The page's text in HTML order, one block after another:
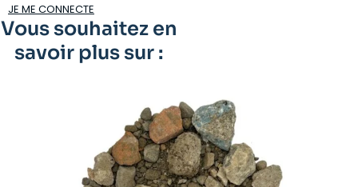
JE ME CONNECTE
Vous souhaitez en
savoir plus sur :